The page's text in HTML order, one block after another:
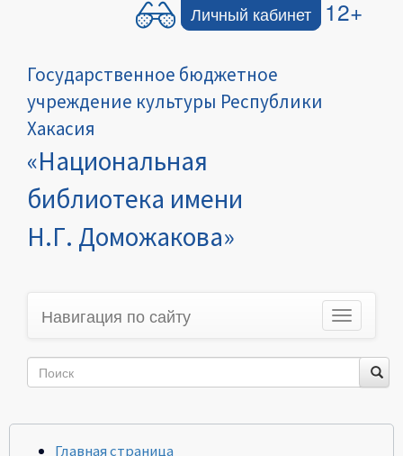
Личный кабинет 12+
Государственное бюджетное
учреждение культуры Республики
Хакасия
«Национальная
библиотека имени
Н.Г. Доможакова»
Toggle
navigation
Навигация по сайту
Главная страница